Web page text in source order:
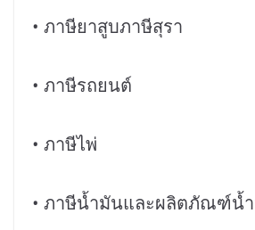
• ภาษียาสูบภาษีสุรา
• ภาษีรถยนต์
• ภาษีไพ่
• ภาษีน้ำมันและผลิตภัณฑ์น้